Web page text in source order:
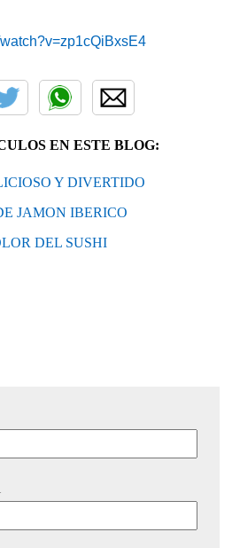
EN ESTE BLOG:
Y DIVERTIDO
JAMON IBERICO
DEL SUSHI